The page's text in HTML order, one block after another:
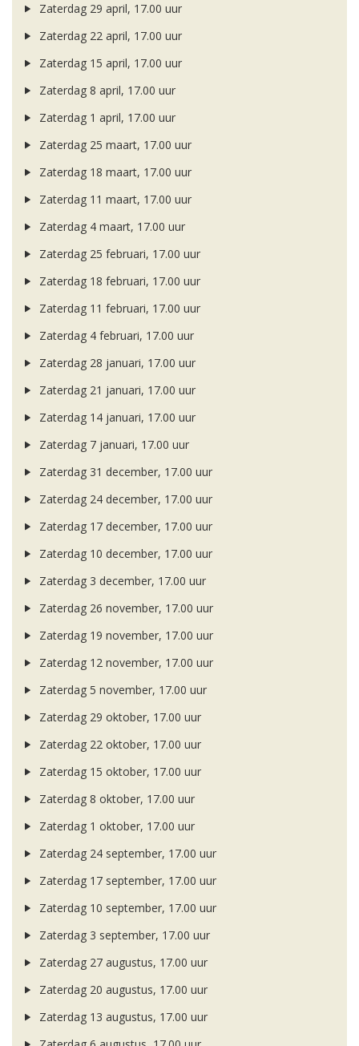
Zaterdag 29 april, 17.00 uur
Zaterdag 22 april, 17.00 uur
Zaterdag 15 april, 17.00 uur
Zaterdag 8 april, 17.00 uur
Zaterdag 1 april, 17.00 uur
Zaterdag 25 maart, 17.00 uur
Zaterdag 18 maart, 17.00 uur
Zaterdag 11 maart, 17.00 uur
Zaterdag 4 maart, 17.00 uur
Zaterdag 25 februari, 17.00 uur
Zaterdag 18 februari, 17.00 uur
Zaterdag 11 februari, 17.00 uur
Zaterdag 4 februari, 17.00 uur
Zaterdag 28 januari, 17.00 uur
Zaterdag 21 januari, 17.00 uur
Zaterdag 14 januari, 17.00 uur
Zaterdag 7 januari, 17.00 uur
Zaterdag 31 december, 17.00 uur
Zaterdag 24 december, 17.00 uur
Zaterdag 17 december, 17.00 uur
Zaterdag 10 december, 17.00 uur
Zaterdag 3 december, 17.00 uur
Zaterdag 26 november, 17.00 uur
Zaterdag 19 november, 17.00 uur
Zaterdag 12 november, 17.00 uur
Zaterdag 5 november, 17.00 uur
Zaterdag 29 oktober, 17.00 uur
Zaterdag 22 oktober, 17.00 uur
Zaterdag 15 oktober, 17.00 uur
Zaterdag 8 oktober, 17.00 uur
Zaterdag 1 oktober, 17.00 uur
Zaterdag 24 september, 17.00 uur
Zaterdag 17 september, 17.00 uur
Zaterdag 10 september, 17.00 uur
Zaterdag 3 september, 17.00 uur
Zaterdag 27 augustus, 17.00 uur
Zaterdag 20 augustus, 17.00 uur
Zaterdag 13 augustus, 17.00 uur